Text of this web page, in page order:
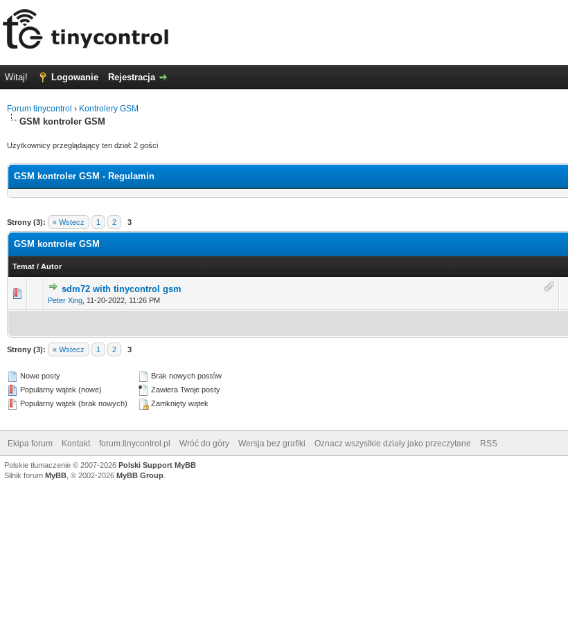
Witaj! Logowanie Rejestracja
Forum tinycontrol › Kontrolery GSM
GSM kontroler GSM
Użytkownicy przeglądający ten dział: 2 gości
GSM kontroler GSM - Regulamin
Strony (3): « Wstecz 1 2 3
GSM kontroler GSM
Temat / Autor
sdm72 with tinycontrol gsm
Peter Xing 11-20-2022, 11:26 PM
Strony (3): « Wstecz 1 2 3
Nowe posty
Popularny wątek (nowe)
Popularny wątek (brak nowych)
Brak nowych postów
Zawiera Twoje posty
Zamknięty wątek
Ekipa forum Kontakt forum.tinycontrol.pl Wróć do góry Wersja bez grafiki Oznacz wszystkie działy jako przeczytane RSS
Polskie tłumaczenie © 2007-2026 Polski Support MyBB
Silnik forum MyBB , © 2002-2026 MyBB Group